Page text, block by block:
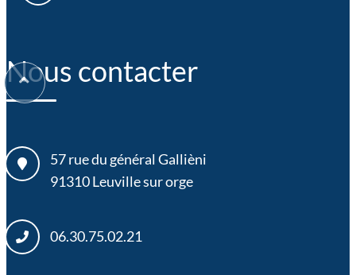
Nous contacter
57 rue du général Gallièni
91310Leuville sur orge
06.30.75.02.21